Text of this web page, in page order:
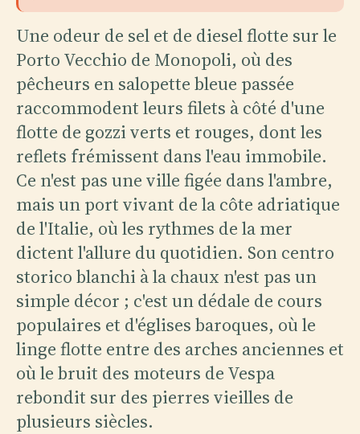
Une odeur de sel et de diesel flotte sur le
Porto Vecchio de Monopoli, où des
pêcheurs en salopette bleue passée
raccommodent leurs filets à côté d'une
flotte de gozzi verts et rouges, dont les
reflets frémissent dans l'eau immobile.
Ce n'est pas une ville figée dans l'ambre,
mais un port vivant de la côte adriatique
de l'Italie, où les rythmes de la mer
dictent l'allure du quotidien. Son centro
storico blanchi à la chaux n'est pas un
simple décor ; c'est un dédale de cours
populaires et d'églises baroques, où le
linge flotte entre des arches anciennes et
où le bruit des moteurs de Vespa
rebondit sur des pierres vieilles de
plusieurs siècles.